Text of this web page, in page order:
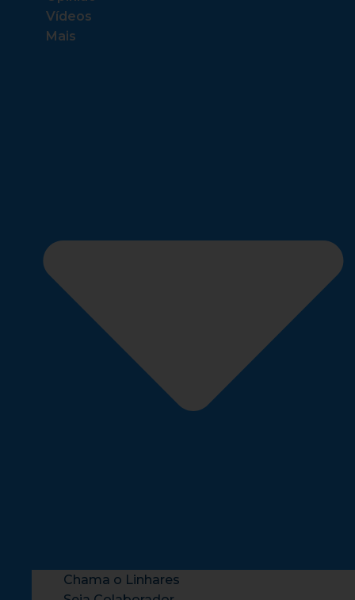
Vídeos
Mais
Chama o Linhares